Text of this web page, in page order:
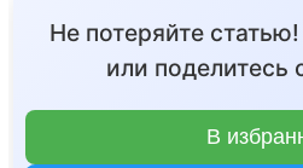
Не потеряйте
или поделитесь
В